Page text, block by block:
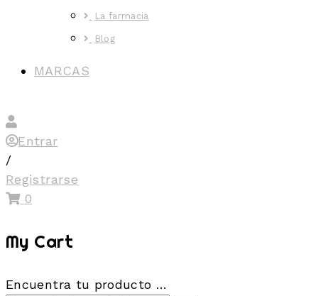
La farmacia
Blog
MARCAS
Entrar
/
Registrarse
0
My Cart
Encuentra tu producto …